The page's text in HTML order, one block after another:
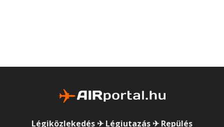
Légiközlekedés ✈ Légiutazás ✈ Repülés